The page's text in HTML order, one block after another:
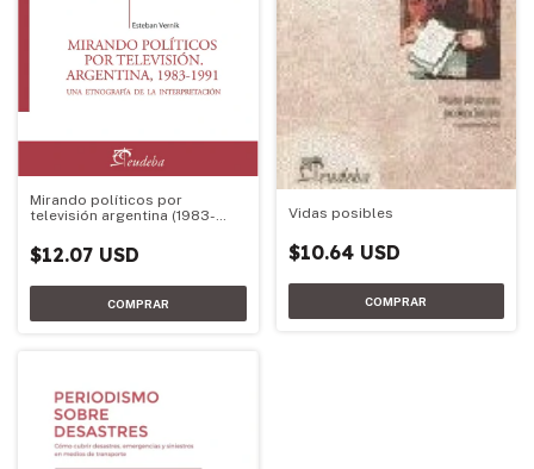
Mirando políticos por
televisión argentina (1983-
$12.07 USD
Vidas posibles
$10.64 USD